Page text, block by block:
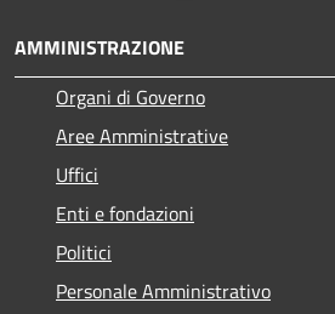
AMMINISTRAZIONE
Organi di Governo
Aree Amministrative
Uffici
Enti e fondazioni
Politici
Personale Amministrativo